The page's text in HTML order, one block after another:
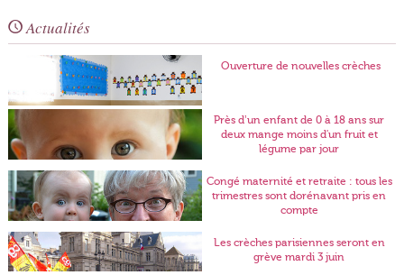
Actualités
Ouverture de nouvelles crèches
Près d’un enfant de 0 à 18 ans sur
deux mange moins d'un fruit et
légume par jour
Congé maternité et retraite : tous les
trimestres sont dorénavant pris en
compte
Les crèches parisiennes seront en
grève mardi 3 juin